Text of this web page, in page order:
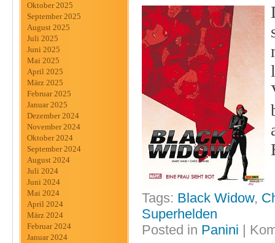
Oktober 2025
September 2025
August 2025
Juli 2025
Juni 2025
Mai 2025
April 2025
März 2025
Februar 2025
Januar 2025
Dezember 2024
November 2024
Oktober 2024
September 2024
August 2024
Juli 2024
Juni 2024
Mai 2024
April 2024
März 2024
Februar 2024
Januar 2024
Tags: Black Widow,
Superhelden
Posted in Panini |